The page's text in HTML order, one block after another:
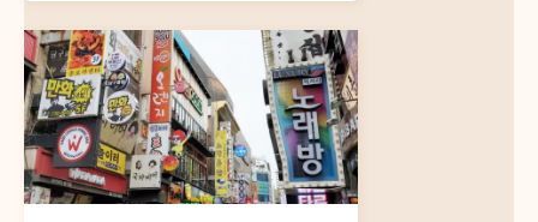
東京（成田）発
大阪（関西）発
中部発
那覇発